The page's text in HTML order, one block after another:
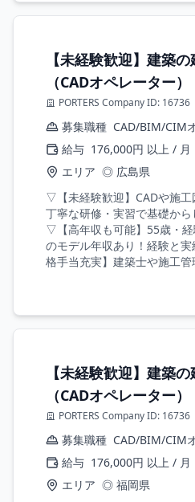
【未経験歓迎】建築
（CADオペレーター）
PORTERS Company ID: 16736
募集職種 CAD/BIM/CIM
給与 176,000円 以上 / 月
エリア ◎ 広島県
▽【未経験歓迎】CADや施工
丁寧な研修・実習で基礎か
▽【高年収も可能】55歳・
のモデル年収あり！経験と
格手当充実】建築士や施工
【未経験歓迎】建築
（CADオペレーター）
PORTERS Company ID: 16736
募集職種 CAD/BIM/CIM
給与 176,000円 以上 / 月
エリア ◎ 福岡県